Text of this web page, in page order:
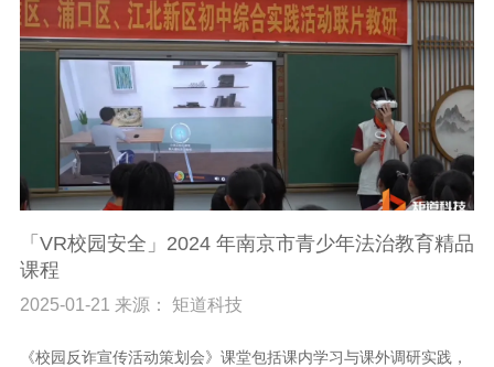
「VR校园安全」2024 年南京市青少年法治教育精品
课程
2025-01-21 来源： 矩道科技
《校园反诈宣传活动策划会》课堂包括课内学习与课外调研实践，